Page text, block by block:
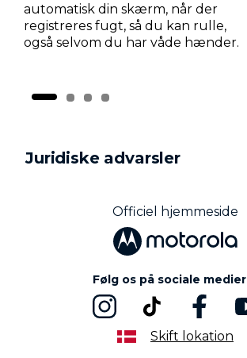
automatisk din skærm, når der
registreres fugt, så du kan rulle,
også selvom du har våde hænder.
mJuridiske advarsler
Officiel hjemmeside
Følg os på sociale medier
Skift lokation